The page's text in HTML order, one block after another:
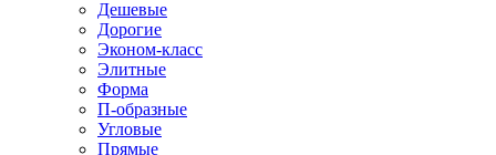
Дешевые
Дорогие
Эконом-класс
Элитные
Форма
П-образные
Угловые
Прямые